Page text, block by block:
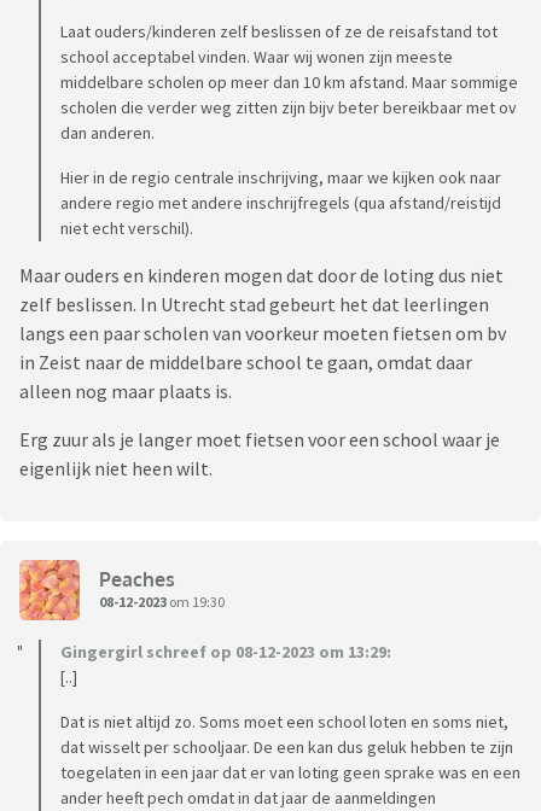
Laat ouders/kinderen zelf beslissen of ze de reisafstand tot
school acceptabel vinden. Waar wij wonen zijn meeste
middelbare scholen op meer dan 10 km afstand. Maar sommige
scholen die verder weg zitten zijn bijv beter bereikbaar met ov
dan anderen.
Hier in de regio centrale inschrijving, maar we kijken ook naar
andere regio met andere inschrijfregels (qua afstand/reistijd
niet echt verschil).
Maar ouders en kinderen mogen dat door de loting dus niet
zelf beslissen. In Utrecht stad gebeurt het dat leerlingen
langs een paar scholen van voorkeur moeten fietsen om bv
in Zeist naar de middelbare school te gaan, omdat daar
alleen nog maar plaats is.
Erg zuur als je langer moet fietsen voor een school waar je
eigenlijk niet heen wilt.
Peaches
08-12-2023 om 19:30
Gingergirl schreef op 08-12-2023 om 13:29:
[..]
Dat is niet altijd zo. Soms moet een school loten en soms niet,
dat wisselt per schooljaar. De een kan dus geluk hebben te zijn
toegelaten in een jaar dat er van loting geen sprake was en een
ander heeft pech omdat in dat jaar de aanmeldingen